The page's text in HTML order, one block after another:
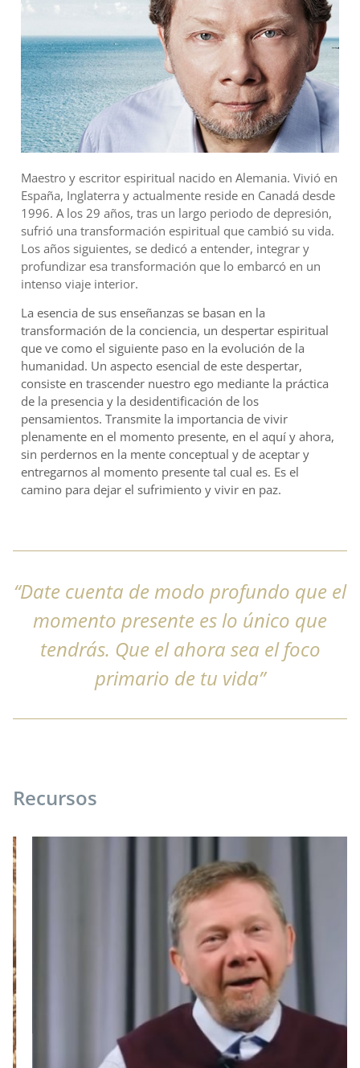
Maestro y escritor espiritual nacido en Alemania. Vivió en
España, Inglaterra y actualmente reside en Canadá desde
1996. A los 29 años, tras un largo periodo de depresión,
sufrió una transformación espiritual que cambió su vida.
Los años siguientes, se dedicó a entender, integrar y
profundizar esa transformación que lo embarcó en un
intenso viaje interior.
La esencia de sus enseñanzas se basan en la
transformación de la conciencia, un despertar espiritual
que ve como el siguiente paso en la evolución de la
humanidad. Un aspecto esencial de este despertar,
consiste en trascender nuestro ego mediante la práctica
de la presencia y la desidentificación de los
pensamientos. Transmite la importancia de vivir
plenamente en el momento presente, en el aquí y ahora,
sin perdernos en la mente conceptual y de aceptar y
entregarnos al momento presente tal cual es. Es el
camino para dejar el sufrimiento y vivir en paz.
“Date cuenta de modo profundo que el
momento presente es lo único que
tendrás. Que el ahora sea el foco
primario de tu vida”
Recursos